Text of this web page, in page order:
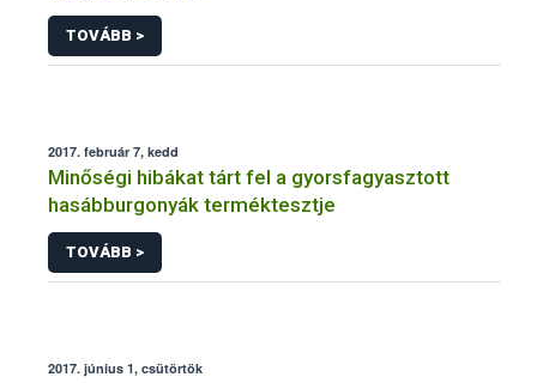
TOVÁBB >
2017. február 7, kedd
Minőségi hibákat tárt fel a gyorsfagyasztott
hasábburgonyák terméktesztje
TOVÁBB >
2017. június 1, csütörtök